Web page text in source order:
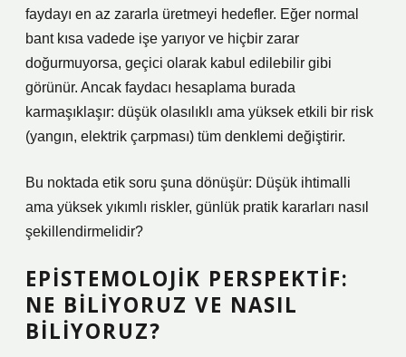
faydayı en az zararla üretmeyi hedefler. Eğer normal
bant kısa vadede işe yarıyor ve hiçbir zarar
doğurmuyorsa, geçici olarak kabul edilebilir gibi
görünür. Ancak faydacı hesaplama burada
karmaşıklaşır: düşük olasılıklı ama yüksek etkili bir risk
(yangın, elektrik çarpması) tüm denklemi değiştirir.
Bu noktada etik soru şuna dönüşür: Düşük ihtimalli
ama yüksek yıkımlı riskler, günlük pratik kararları nasıl
şekillendirmelidir?
EPISTEMOLOJIK PERSPEKTIF:
NE BILIYORUZ VE NASIL
BILIYORUZ?